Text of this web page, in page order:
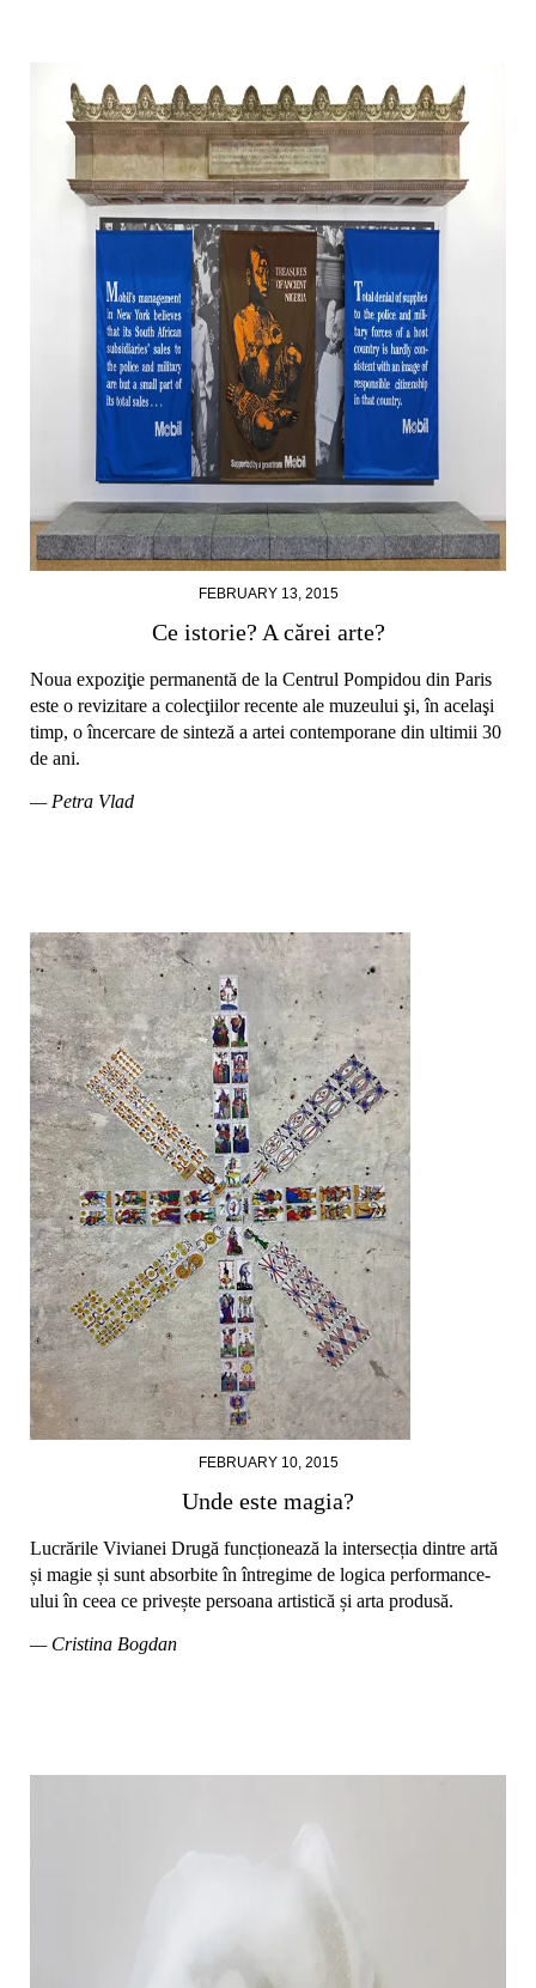
FEBRUARY 13, 2015
Ce istorie? A cărei arte?
Noua expoziţie permanentă de la Centrul Pompidou din Paris
este o revizitare a colecţiilor recente ale muzeului şi, în acelaşi
timp, o încercare de sinteză a artei contemporane din ultimii 30
de ani.
— Petra Vlad
FEBRUARY 10, 2015
Unde este magia?
Lucrările Vivianei Drugă funcționează la intersecția dintre artă
și magie și sunt absorbite în întregime de logica performance-
ului în ceea ce privește persoana artistică și arta produsă.
— Cristina Bogdan